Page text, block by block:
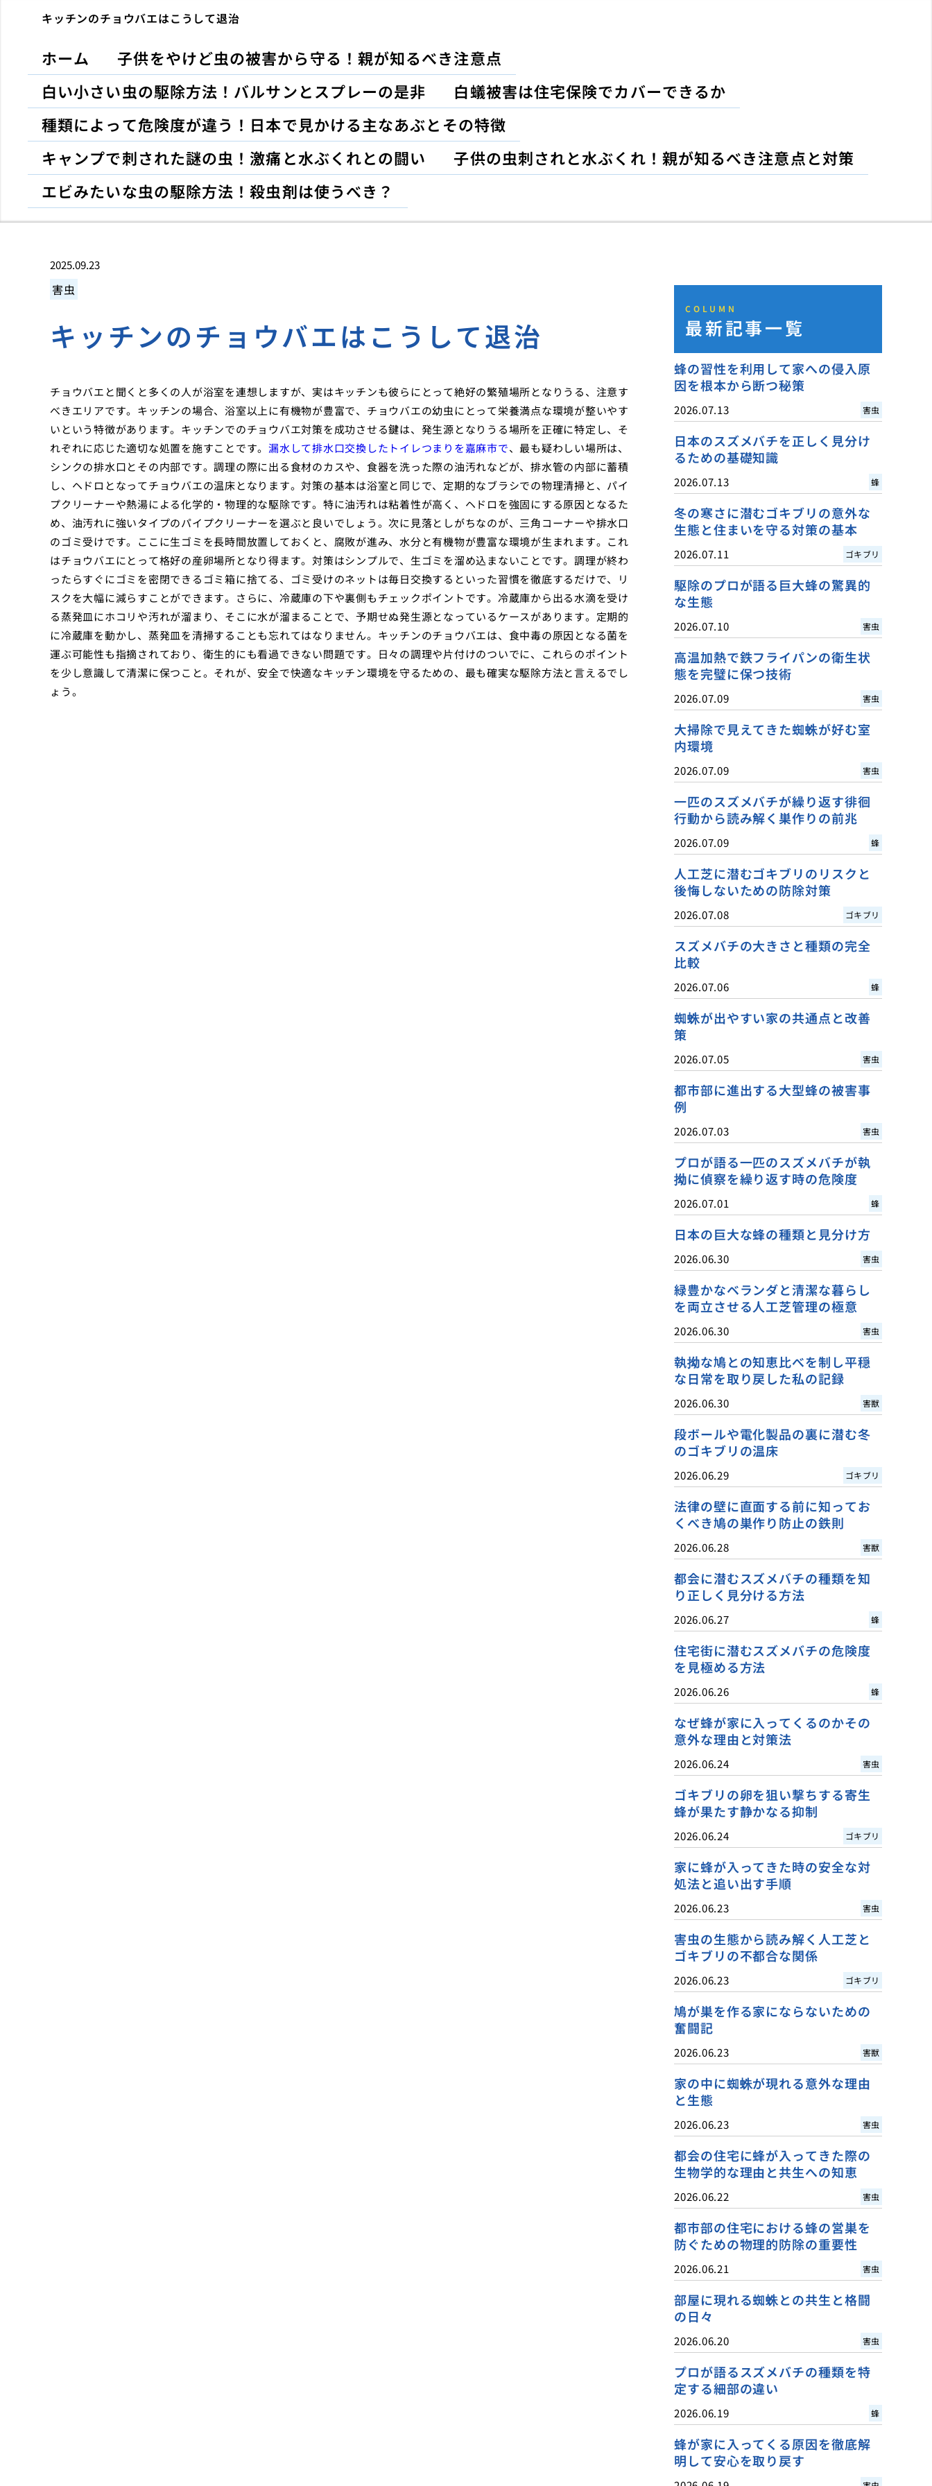
キッチンのチョウバエはこうして退治
ホーム
子供をやけど虫の被害から守る！親が知るべき注意点
白い小さい虫の駆除方法！バルサンとスプレーの是非
白蟻被害は住宅保険でカバーできるか
種類によって危険度が違う！日本で見かける主なあぶとその特徴
キャンプで刺された謎の虫！激痛と水ぶくれとの闘い
子供の虫刺されと水ぶくれ！親が知るべき注意点と対策
エビみたいな虫の駆除方法！殺虫剤は使うべき？
2025.09.23
害虫
キッチンのチョウバエはこうして退治
チョウバエと聞くと多くの人が浴室を連想しますが、実はキッチンも彼らにとって絶好の繁殖場所となりうる、注意す
べきエリアです。キッチンの場合、浴室以上に有機物が豊富で、チョウバエの幼虫にとって栄養満点な環境が整いやす
いという特徴があります。キッチンでのチョウバエ対策を成功させる鍵は、発生源となりうる場所を正確に特定し、そ
れぞれに応じた適切な処置を施すことです。 漏水して排水口交換したトイレつまりを嘉麻市で、最も疑わしい場所は、
シンクの排水口とその内部です。調理の際に出る食材のカスや、食器を洗った際の油汚れなどが、排水管の内部に蓄積
し、ヘドロとなってチョウバエの温床となります。対策の基本は浴室と同じで、定期的なブラシでの物理清掃と、パイ
プクリーナーや熱湯による化学的・物理的な駆除です。特に油汚れは粘着性が高く、ヘドロを強固にする原因となるた
め、油汚れに強いタイプのパイプクリーナーを選ぶと良いでしょう。次に見落としがちなのが、三角コーナーや排水口
のゴミ受けです。ここに生ゴミを長時間放置しておくと、腐敗が進み、水分と有機物が豊富な環境が生まれます。これ
はチョウバエにとって格好の産卵場所となり得ます。対策はシンプルで、生ゴミを溜め込まないことです。調理が終わ
ったらすぐにゴミを密閉できるゴミ箱に捨てる、ゴミ受けのネットは毎日交換するといった習慣を徹底するだけで、リ
スクを大幅に減らすことができます。さらに、冷蔵庫の下や裏側もチェックポイントです。冷蔵庫から出る水滴を受け
る蒸発皿にホコリや汚れが溜まり、そこに水が溜まることで、予期せぬ発生源となっているケースがあります。定期的
に冷蔵庫を動かし、蒸発皿を清掃することも忘れてはなりません。キッチンのチョウバエは、食中毒の原因となる菌を
運ぶ可能性も指摘されており、衛生的にも看過できない問題です。日々の調理や片付けのついでに、これらのポイント
を少し意識して清潔に保つこと。それが、安全で快適なキッチン環境を守るための、最も確実な駆除方法と言えるでし
ょう。
COLUMN
最新記事一覧
蜂の習性を利用して家への侵入原
因を根本から断つ秘策
2026.07.13 害虫
日本のスズメバチを正しく見分け
るための基礎知識
2026.07.13 蜂
冬の寒さに潜むゴキブリの意外な
生態と住まいを守る対策の基本
2026.07.11 ゴキブリ
駆除のプロが語る巨大蜂の驚異的
な生態
2026.07.10 害虫
高温加熱で鉄フライパンの衛生状
態を完璧に保つ技術
2026.07.09 害虫
大掃除で見えてきた蜘蛛が好む室
内環境
2026.07.09 害虫
一匹のスズメバチが繰り返す徘徊
行動から読み解く巣作りの前兆
2026.07.09 蜂
人工芝に潜むゴキブリのリスクと
後悔しないための防除対策
2026.07.08 ゴキブリ
スズメバチの大きさと種類の完全
比較
2026.07.06 蜂
蜘蛛が出やすい家の共通点と改善
策
2026.07.05 害虫
都市部に進出する大型蜂の被害事
例
2026.07.03 害虫
プロが語る一匹のスズメバチが執
拗に偵察を繰り返す時の危険度
2026.07.01 蜂
日本の巨大な蜂の種類と見分け方
2026.06.30 害虫
緑豊かなベランダと清潔な暮らし
を両立させる人工芝管理の極意
2026.06.30 害虫
執拗な鳩との知恵比べを制し平穏
な日常を取り戻した私の記録
2026.06.30 害獣
段ボールや電化製品の裏に潜む冬
のゴキブリの温床
2026.06.29 ゴキブリ
法律の壁に直面する前に知ってお
くべき鳩の巣作り防止の鉄則
2026.06.28 害獣
都会に潜むスズメバチの種類を知
り正しく見分ける方法
2026.06.27 蜂
住宅街に潜むスズメバチの危険度
を見極める方法
2026.06.26 蜂
なぜ蜂が家に入ってくるのかその
意外な理由と対策法
2026.06.24 害虫
ゴキブリの卵を狙い撃ちする寄生
蜂が果たす静かなる抑制
2026.06.24 ゴキブリ
家に蜂が入ってきた時の安全な対
処法と追い出す手順
2026.06.23 害虫
害虫の生態から読み解く人工芝と
ゴキブリの不都合な関係
2026.06.23 ゴキブリ
鳩が巣を作る家にならないための
奮闘記
2026.06.23 害獣
家の中に蜘蛛が現れる意外な理由
と生態
2026.06.23 害虫
都会の住宅に蜂が入ってきた際の
生物学的な理由と共生への知恵
2026.06.22 害虫
都市部の住宅における蜂の営巣を
防ぐための物理的防除の重要性
2026.06.21 害虫
部屋に現れる蜘蛛との共生と格闘
の日々
2026.06.20 害虫
プロが語るスズメバチの種類を特
定する細部の違い
2026.06.19 蜂
蜂が家に入ってくる原因を徹底解
明して安心を取り戻す